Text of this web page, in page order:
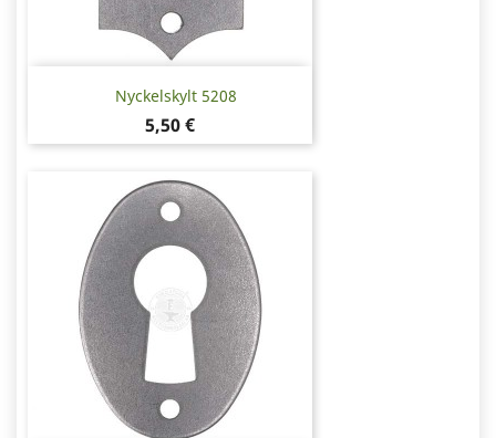
Nyckelskylt 5208
Pris
5,50 €